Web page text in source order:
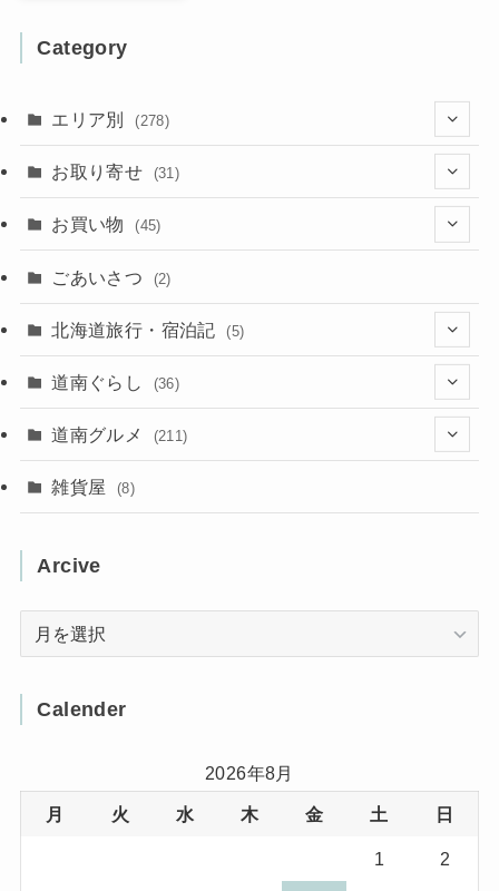
Category
エリア別 (278)
(102)
(2)
(16)
(31)
(137)
(78)
(16)
お取り寄せ (31)
(4)
(2)
(1)
お買い物 (45)
(10)
(2)
(2)
(11)
ごあいさつ (2)
北海道旅行・宿泊記 (5)
(5)
道南ぐらし (36)
(13)
(10)
道南グルメ (211)
(3)
雑貨屋 (8)
Arcive
Arcive
Calender
2026年8月
月 火 水 木 金 土 日
1 2